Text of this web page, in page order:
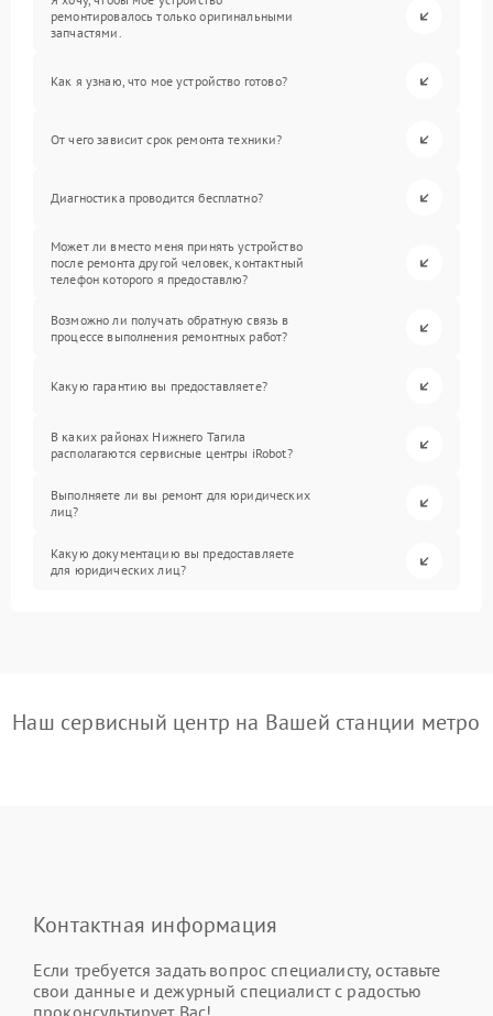
ремонтировалось только оригинальными
запчастями.
Как я узнаю, что мое устройство готово?
От чего зависит срок ремонта техники?
Диагностика проводится бесплатно?
Может ли вместо меня принять устройство
после ремонта другой человек, контактный
телефон которого я предоставлю?
Возможно ли получать обратную связь в
процессе выполнения ремонтных работ?
Какую гарантию вы предоставляете?
В каких районах Нижнего Тагила
располагаются сервисные центры iRobot?
Выполняете ли вы ремонт для юридических
лиц?
Какую документацию вы предоставляете
для юридических лиц?
Наш сервисный центр на Вашей станции метро
Контактная информация
Если требуется задать вопрос специалисту, оставьте
свои данные и дежурный специалист с радостью